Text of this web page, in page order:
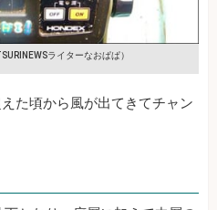
ライターなおぱぱ）
た頃から風が出てきてチャン